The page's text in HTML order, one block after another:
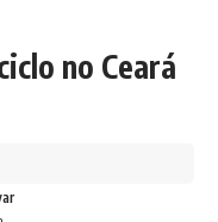
no Ceará